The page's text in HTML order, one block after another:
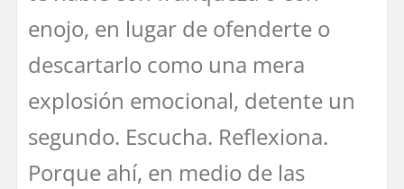
enojo, en lugar de ofenderte o
descartarlo como una mera
explosión emocional, detente un
segundo. Escucha. Reflexiona.
Porque ahí, en medio de las